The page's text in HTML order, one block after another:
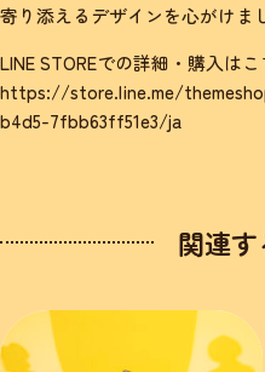
寄り添えるデザインを心がけま
LINE STOREでの詳細・購入はこ
https://store.line.me/
b4d5-7fbb63ff51e3/ja
関連